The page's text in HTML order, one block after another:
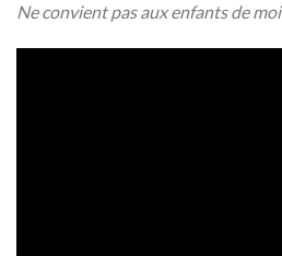
Ne convient pas aux enfants de